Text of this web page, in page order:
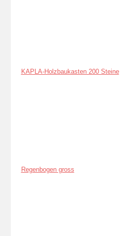
KAPLA-Holzbaukasten 200 Steine
Regenbogen gross